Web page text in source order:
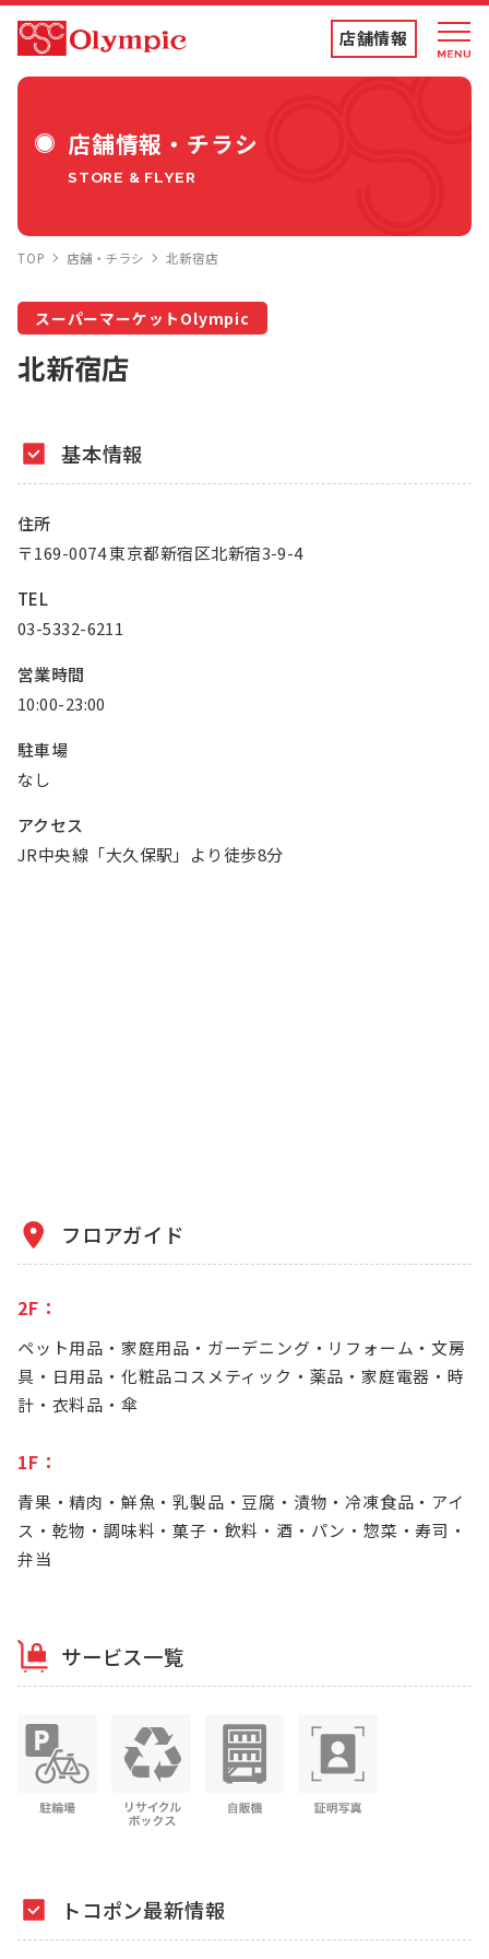
店舗情報
トコポン
コンテンツ
お知らせ
店舗情報・チラシ
STORE & FLYER
TOP 店舗・チラシ 北新宿店
スーパーマーケットOlympic
北新宿店
基本情報
住所
〒169-0074 東京都新宿区北新宿3-9-4
TEL
03-5332-6211
営業時間
10:00-23:00
駐車場
なし
アクセス
JR中央線「大久保駅」より徒歩8分
フロアガイド
2F：
ペット用品・家庭用品・ガーデニング・リフォーム・文房
具・日用品・化粧品コスメティック・薬品・家庭電器・時
計・衣料品・傘
1F：
青果・精肉・鮮魚・乳製品・豆腐・漬物・冷凍食品・アイ
ス・乾物・調味料・菓子・飲料・酒・パン・惣菜・寿司・
弁当
サービス一覧
トコポン最新情報